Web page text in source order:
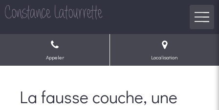
Appeler Localisation
La fausse couche, une